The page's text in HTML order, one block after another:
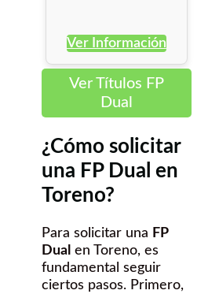
Ver Información
Ver Títulos FP
Dual
¿Cómo solicitar
una FP Dual en
Toreno?
Para solicitar una FP
Dual en Toreno, es
fundamental seguir
ciertos pasos. Primero,